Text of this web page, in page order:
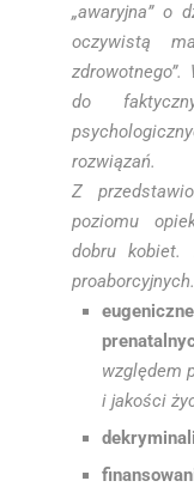
„awaryjna” o
oczywistą
do
rozwiązań.
Z
poziomu
dobru kobiet.
względem
i jakości